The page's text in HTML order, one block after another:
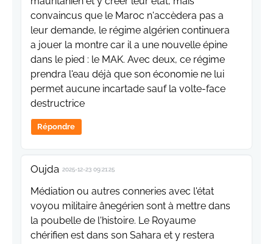
convaincus que le Maroc n'accèdera pas a
leur demande, le régime algérien continuera
a jouer la montre car il a une nouvelle épine
dans le pied : le MAK. Avec deux, ce régime
prendra l'eau déjà que son économie ne lui
permet aucune incartade sauf la volte-face
destructrice
Répondre
Oujda 2025-12-23 09:21:25
Médiation ou autres conneries avec l'état
voyou militaire ânegérien sont à mettre dans
la poubelle de l'histoire. Le Royaume
chérifien est dans son Sahara et y restera